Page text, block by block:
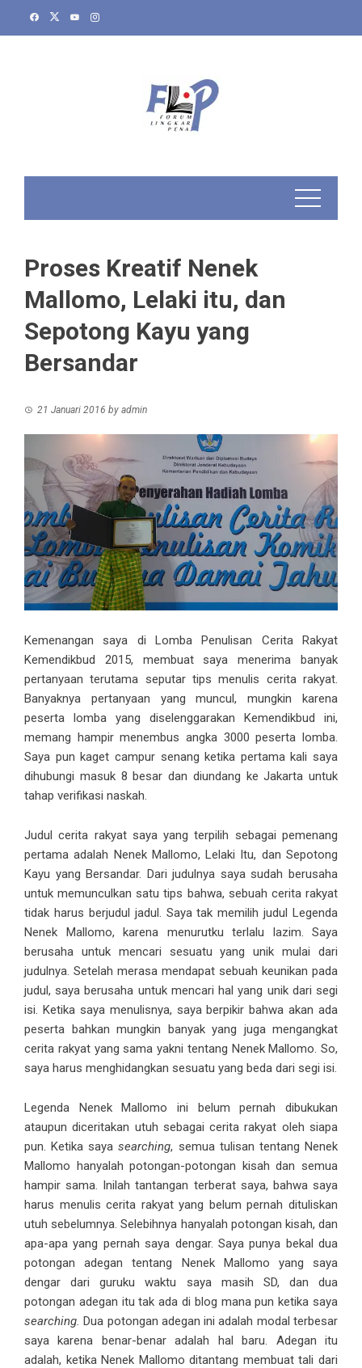
Proses Kreatif Nenek
Mallomo, Lelaki itu, dan
Sepotong Kayu yang
Bersandar
21 Januari 2016 by admin
Kemenangan saya di Lomba Penulisan Cerita Rakyat
Kemendikbud 2015, membuat saya menerima banyak
pertanyaan terutama seputar tips menulis cerita rakyat.
Banyaknya pertanyaan yang muncul, mungkin karena
peserta lomba yang diselenggarakan Kemendikbud ini,
memang hampir menembus angka 3000 peserta lomba.
Saya pun kaget campur senang ketika pertama kali saya
dihubungi masuk 8 besar dan diundang ke Jakarta untuk
tahap verifikasi naskah.
Judul cerita rakyat saya yang terpilih sebagai pemenang
pertama adalah Nenek Mallomo, Lelaki Itu, dan Sepotong
Kayu yang Bersandar. Dari judulnya saya sudah berusaha
untuk memunculkan satu tips bahwa, sebuah cerita rakyat
tidak harus berjudul jadul. Saya tak memilih judul Legenda
Nenek Mallomo, karena menurutku terlalu lazim. Saya
berusaha untuk mencari sesuatu yang unik mulai dari
judulnya. Setelah merasa mendapat sebuah keunikan pada
judul, saya berusaha untuk mencari hal yang unik dari segi
isi. Ketika saya menulisnya, saya berpikir bahwa akan ada
peserta bahkan mungkin banyak yang juga mengangkat
cerita rakyat yang sama yakni tentang Nenek Mallomo. So,
saya harus menghidangkan sesuatu yang beda dari segi isi.
Legenda Nenek Mallomo ini belum pernah dibukukan
ataupun diceritakan utuh sebagai cerita rakyat oleh siapa
pun. Ketika sayasearching, semua tulisan tentang Nenek
Mallomo hanyalah potongan-potongan kisah dan semua
hampir sama. Inilah tantangan terberat saya, bahwa saya
harus menulis cerita rakyat yang belum pernah dituliskan
utuh sebelumnya. Selebihnya hanyalah potongan kisah, dan
apa-apa yang pernah saya dengar. Saya punya bekal dua
potongan adegan tentang Nenek Mallomo yang saya
dengar dari guruku waktu saya masih SD, dan dua
potongan adegan itu tak ada di blog mana pun ketika saya
searching.Dua potongan adegan ini adalah modal terbesar
saya karena benar-benar adalah hal baru. Adegan itu
adalah, ketika Nenek Mallomo ditantang membuat tali dari